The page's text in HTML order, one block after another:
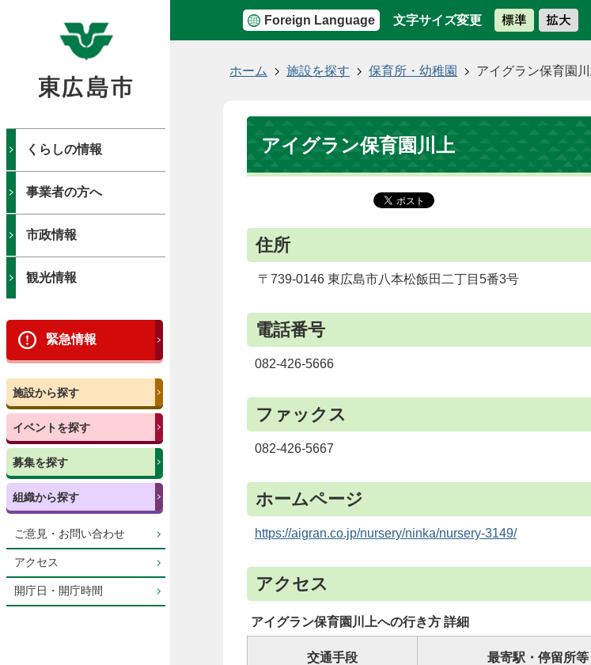
Foreign Language 文字サイズ変更
くらしの情報
事業者の方へ
市政情報
観光情報
緊急情報
施設から探す
イベントを探す
募集を探す
組織から探す
ご意見・お問い合わせ
アクセス
開庁日・開庁時間
ホーム 施設を探す 保育所・幼稚園 アイグラン保育園
アイグラン保育園川上
住所
〒739-0146 東広島市八本松飯田二丁目5番3号
電話番号
082-426-5666
ファックス
082-426-5667
ホームページ
https://aigran.co.jp/nursery/ninka/nursery-3149/
アクセス
アイグラン保育園川上への行き方 詳細
交通手段 最寄駅・停留所等